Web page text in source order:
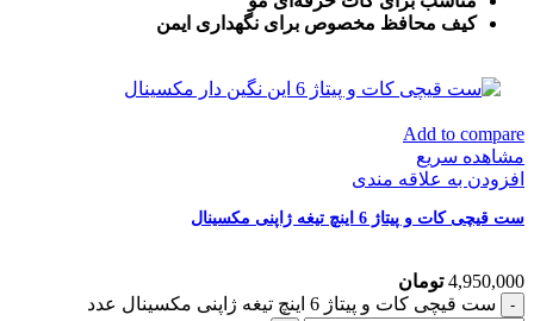
کیف محافظ مخصوص برای نگهداری ایمن
Add to compare
مشاهده سریع
افزودن به علاقه مندی
ست قیچی کات و پیتاژ 6 اینچ تیغه ژاپنی مکسینال
4,950,000 تومان
ست قیچی کات و پیتاژ 6 اینچ تیغه ژاپنی مکسینال عدد